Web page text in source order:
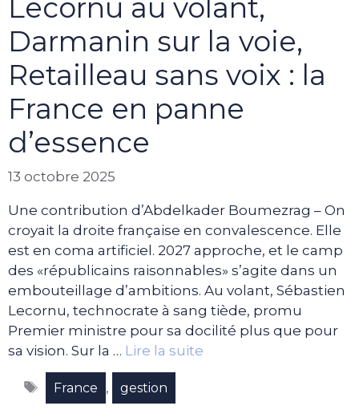
Lecornu au volant,
Darmanin sur la voie,
Retailleau sans voix : la
France en panne
d’essence
13 octobre 2025
Une contribution d’Abdelkader Boumezrag – On
croyait la droite française en convalescence. Elle
est en coma artificiel. 2027 approche, et le camp
des «républicains raisonnables» s’agite dans un
embouteillage d’ambitions. Au volant, Sébastien
Lecornu, technocrate à sang tiède, promu
Premier ministre pour sa docilité plus que pour
sa vision. Sur la … Lire la suite
Étiquettes
France , gestion